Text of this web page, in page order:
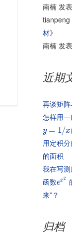
南楠发
tianpeng
材》
南楠发
近期
再谈矩
怎样用
y = 1/x
用定积
的面积
我在写
函数ex2
来”？
归档